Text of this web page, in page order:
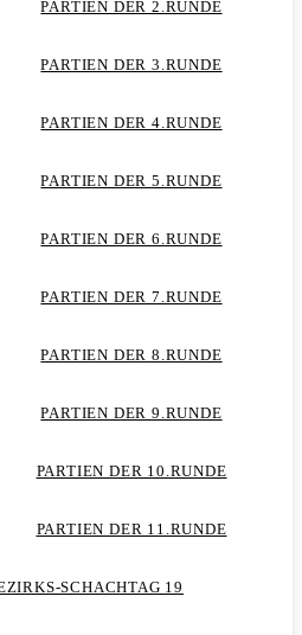
PARTIEN DER 2.RUNDE
PARTIEN DER 3.RUNDE
PARTIEN DER 4.RUNDE
PARTIEN DER 5.RUNDE
PARTIEN DER 6.RUNDE
PARTIEN DER 7.RUNDE
PARTIEN DER 8.RUNDE
PARTIEN DER 9.RUNDE
PARTIEN DER 10.RUNDE
PARTIEN DER 11.RUNDE
SCHACHTAG 19